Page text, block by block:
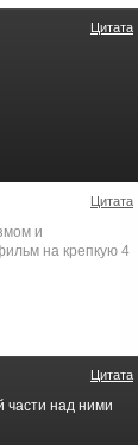
Цитата
Цитата
и
на крепкую 4
Цитата
части над ними